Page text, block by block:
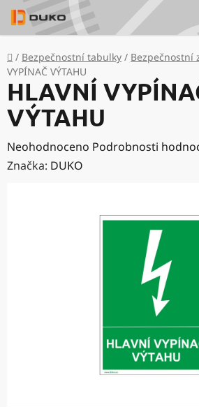
Přejít
na
obsah
Domů
/ Bezpečnostní tabulky / Bezpečnostní
VYPÍNAČ VÝTAHU
HLAVNÍ
VÝTAHU
Průměrné
hodnocení
Neohodnoceno Podrobnosti
Značka: DUKO